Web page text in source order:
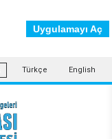
Türkçe English
Uygulamayı Aç